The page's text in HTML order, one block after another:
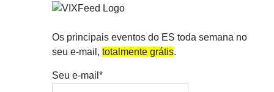
Os principais eventos do ES toda semana no
seu e-mail, totalmente grátis.
Seu e-mail*